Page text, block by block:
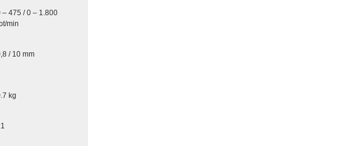
– 475 / 0 – 1.800
min
/ 10 mm
kg